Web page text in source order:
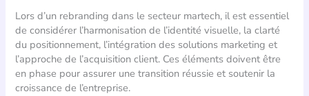
Lors d’un rebranding dans le secteur martech, il est essentiel
de considérer l’harmonisation de l’identité visuelle, la clarté
du positionnement, l’intégration des solutions marketing et
l’approche de l’acquisition client. Ces éléments doivent être
en phase pour assurer une transition réussie et soutenir la
croissance de l’entreprise.